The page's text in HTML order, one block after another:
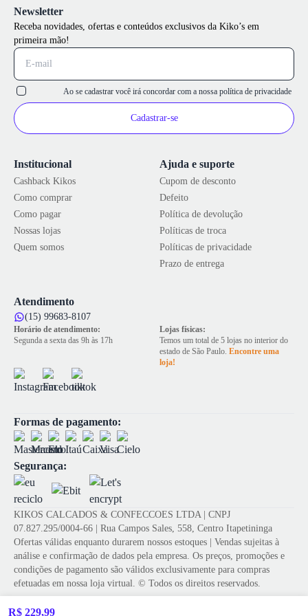
R$ 229,99
Institucional
Cashback Kikos
Como comprar
Como pagar
Nossas lojas
Quem somos
Ajuda e suporte
Cupom de desconto
Defeito
Política de devolução
Políticas de troca
Políticas de privacidade
Prazo de entrega
Atendimento
(15) 99683-8107
Horário de atendimento:
Segunda a sexta das 9h às 17h
Lojas físicas:
Temos um total de 5 lojas no interior do
estado de São Paulo. Encontre uma
loja!
Newsletter
Receba novidades, ofertas e conteúdos exclusivos da Kiko’s em
primeira mão!
Ao se cadastrar você irá concordar com a nossa política de privacidade
Cadastrar-se
Formas de pagamento:
Segurança:
KIKOS CALCADOS & CONFECCOES LTDA | CNPJ
07.827.295/0004-66 | Rua Campos Sales, 558, Centro Itapetininga
Ofertas válidas enquanto durarem nossos estoques | Vendas sujeitas à
análise e confirmação de dados pela empresa. Os preços, promoções e
condições de pagamento são válidos exclusivamente para compras
efetuadas em nossa loja virtual. © Todos os direitos reservados.